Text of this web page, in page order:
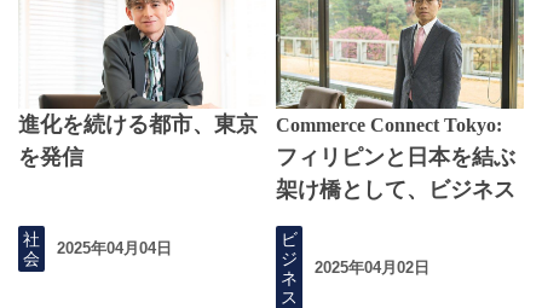
進化を続ける都市、東京
を発信
社
会
2025年04月04日
Commerce Connect Tokyo:
フィリピンと日本を結ぶ
架け橋として、ビジネス
チャンスを支え続ける
ビ
ジ
ネ
ス
2025年04月02日